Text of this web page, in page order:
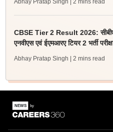
Abhay Pratap Singh | 2 mins read
CBSE Tier 2 Result 2026:
एनवीएस एवं ईएमआरए टियर 2 भर्ती
Abhay Pratap Singh | 2 mins read